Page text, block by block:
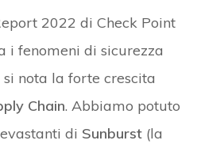
2022 di Check Point
i fenomeni di sicurezza
nota la forte crescita
Chain. Abbiamo potuto
di Sunburst(la